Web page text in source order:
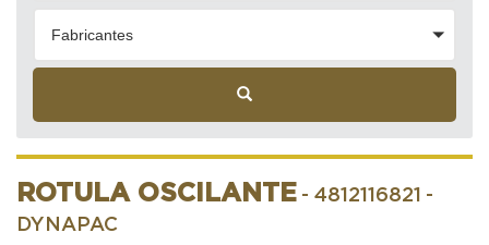
Fabricantes
ROTULA OSCILANTE - 4812116821 -
DYNAPAC